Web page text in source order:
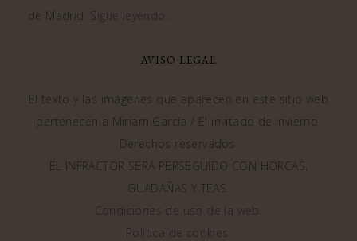
de Madrid. Sigue leyendo…
AVISO LEGAL
El texto y las imágenes que aparecen en este sitio web
pertenecen a Miriam García / El invitado de invierno.
Derechos reservados.
EL INFRACTOR SERÁ PERSEGUIDO CON HORCAS,
GUADAÑAS Y TEAS.
Condiciones de uso de la web
Política de cookies